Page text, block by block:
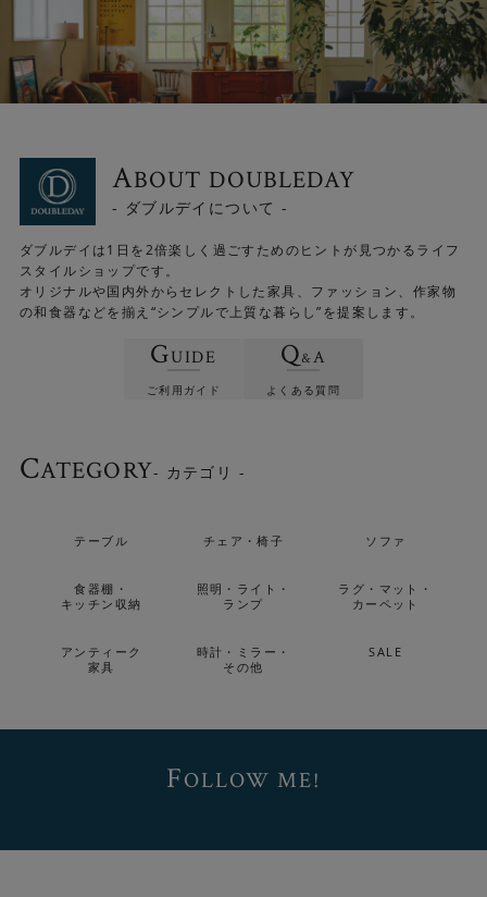
ABOUT DOUBLEDAY
- ダブルデイについて -
ダブルデイは1日を2倍楽しく過ごすためのヒントが見つかるライフ
スタイルショップです。
オリジナルや国内外からセレクトした家具、ファッション、作家物
の和食器などを揃え“シンプルで上質な暮らし”を提案します。
GUIDE
ご利用ガイド
Q&A
よくある質問
CATEGORY- カテゴリ -
テーブル チェア・椅子 ソファ
食器棚・
キッチン収納
照明・ライト・
ランプ
ラグ・マット・
カーペット
アンティーク
家具
時計・ミラー・
その他
SALE
FOLLOW ME!